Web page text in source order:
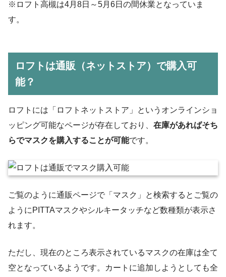
※ロフト高槻は4月8日～5月6日の間休業となっていま
す。
ロフトは通販（ネットストア）で購入可
能？
ロフトには「ロフトネットストア」というオンラインショ
ッピング可能なページが存在しており、 在庫があればそち
らでマスクを購入することが可能です。
ご覧のように通販ページで「マスク」と検索するとご覧の
ようにPITTAマスクやシルキータッチなど数種類が表示さ
れます。
ただし、現在のところ表示されているマスクの在庫は全て
空となっているようです。カートに追加しようとしても全